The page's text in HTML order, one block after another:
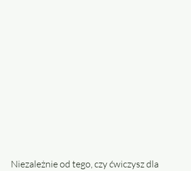
Niezależnie od tego, czy ćwiczysz dla